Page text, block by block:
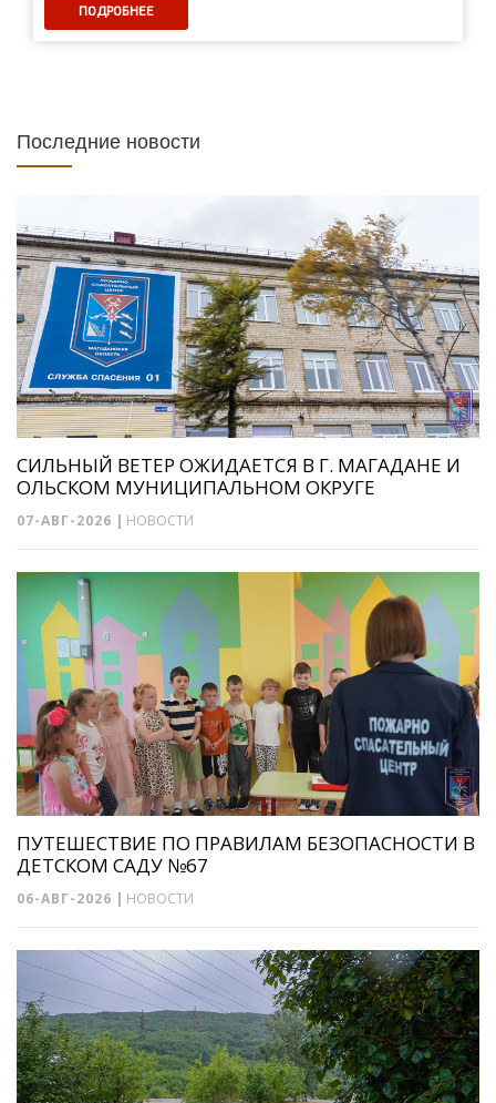
ПОДРОБНЕЕ
Последние новости
СИЛЬНЫЙ ВЕТЕР ОЖИДАЕТСЯ В Г. МАГАДАНЕ И
ОЛЬСКОМ МУНИЦИПАЛЬНОМ ОКРУГЕ
07-АВГ-2026 | НОВОСТИ
ПУТЕШЕСТВИЕ ПО ПРАВИЛАМ БЕЗОПАСНОСТИ В
ДЕТСКОМ САДУ №67
06-АВГ-2026 | НОВОСТИ